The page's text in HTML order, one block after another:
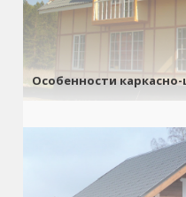
Особенности